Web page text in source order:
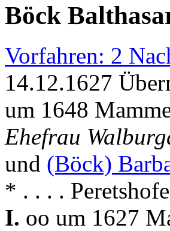
Böck
Vorfahren: 2
14.12.1627
um 1648
Ehefrau
und (Böck)
* . . . .
I. oo um 1627